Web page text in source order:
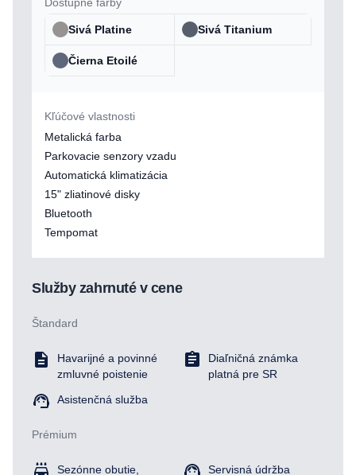
Sivá Platine Sivá Titanium
Čierna Etoilé
Kľúčové vlastnosti
Metalická farba
Parkovacie senzory vzadu
Automatická klimatizácia
15" zliatinové disky
Bluetooth
Tempomat
Služby zahrnuté v cene
Štandard
Havarijné a povinné
zmluvné poistenie
Diaľničná známka
platná pre SR
Asistenčná služba
Prémium
Sezónne obutie, Servisná údržba